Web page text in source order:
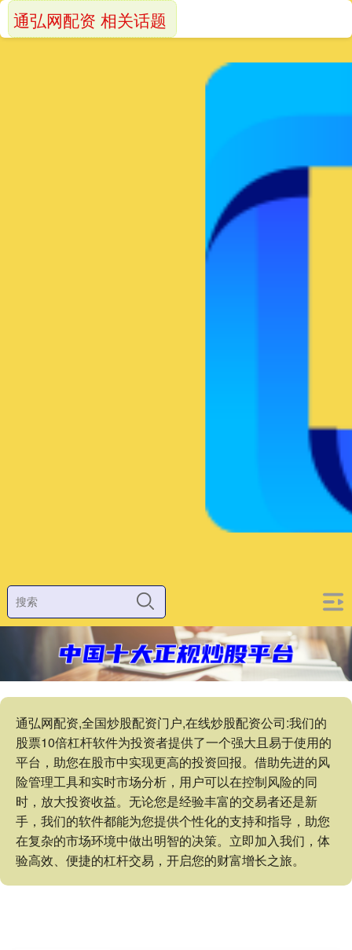
通弘网配资,全国炒股配资门户,在线炒股配资公司:我们的
股票10倍杠杆软件为投资者提供了一个强大且易于使用的
平台，助您在股市中实现更高的投资回报。借助先进的风
险管理工具和实时市场分析，用户可以在控制风险的同
时，放大投资收益。无论您是经验丰富的交易者还是新
手，我们的软件都能为您提供个性化的支持和指导，助您
在复杂的市场环境中做出明智的决策。立即加入我们，体
验高效、便捷的杠杆交易，开启您的财富增长之旅。
通弘网配资 相关话题